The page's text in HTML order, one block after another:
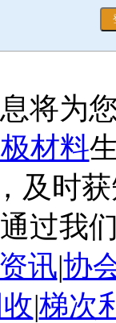
将为
材料
及时
过我
讯|协
|梯次